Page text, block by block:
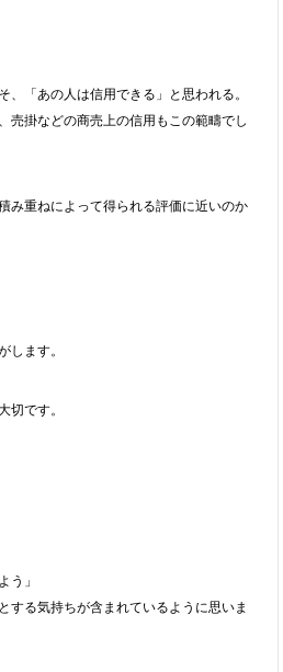
、「あの人は信用できる」と思われる。
売掛などの商売上の信用もこの範疇でし
み重ねによって得られる評価に近いのか
します。
切です。
う」
する気持ちが含まれているように思いま